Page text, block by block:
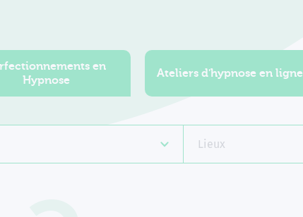
en
Hypnose
Ateliers d'hypnose en ligne
Lieux